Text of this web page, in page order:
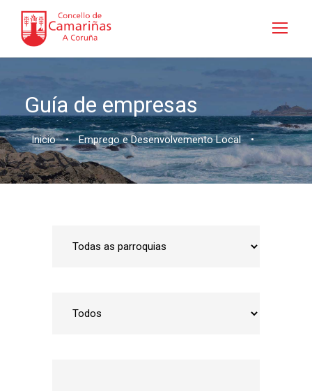
Guía de empresas
Inicio • Emprego e Desenvolvemento Local •